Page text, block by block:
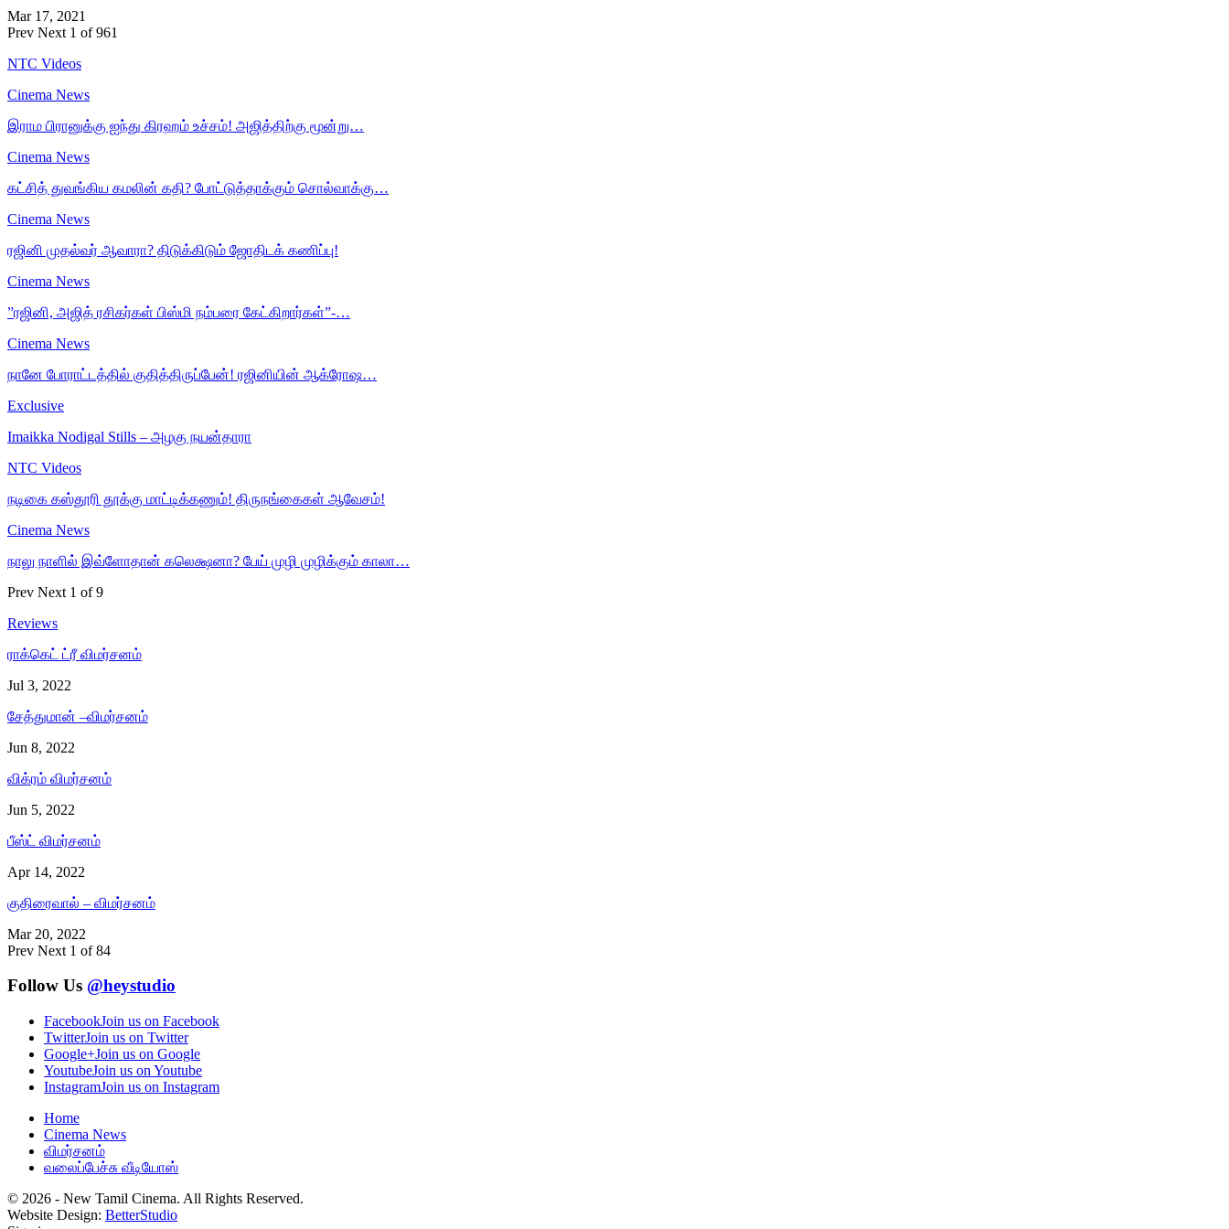
Mar 17, 2021
Prev Next 1 of 961
NTC Videos
Cinema News
இராம பிரானுக்கு ஐந்து கிரஹம் உச்சம்! அஜித்திற்கு மூன்று…
Cinema News
கட்சித் துவங்கிய கமலின் கதி? போட்டுத்தாக்கும் சொல்வாக்கு…
Cinema News
ரஜினி முதல்வர் ஆவாரா? திடுக்கிடும் ஜோதிடக் கணிப்பு!
Cinema News
”ரஜினி, அஜித் ரசிகர்கள் பிஸ்மி நம்பரை கேட்கிறார்கள்”-…
Cinema News
நானே போராட்டத்தில் குதித்திருப்பேன்! ரஜினியின் ஆக்ரோஷ…
Exclusive
Imaikka Nodigal Stills – அழகு நயன்தாரா
NTC Videos
நடிகை கஸ்தூரி தூக்கு மாட்டிக்கணும்! திருநங்கைகள் ஆவேசம்!
Cinema News
நாலு நாளில் இவ்ளோதான் கலெக்ஷனா? பேய் முழி முழிக்கும் காலா…
Prev Next 1 of 9
Reviews
ராக்கெட் ட்ரீ விமர்சனம்
Jul 3, 2022
சேத்துமான் –விமர்சனம்
Jun 8, 2022
விக்ரம் விமர்சனம்
Jun 5, 2022
பீஸ்ட் விமர்சனம்
Apr 14, 2022
குதிரைவால் – விமர்சனம்
Mar 20, 2022
Prev Next 1 of 84
Follow Us @heystudio
FacebookJoin us on Facebook
TwitterJoin us on Twitter
Google+Join us on Google
YoutubeJoin us on Youtube
InstagramJoin us on Instagram
Home
Cinema News
விமர்சனம்
வலைப்பேச்சு வீடியோஸ்
© 2026 - New Tamil Cinema. All Rights Reserved.
Website Design: BetterStudio